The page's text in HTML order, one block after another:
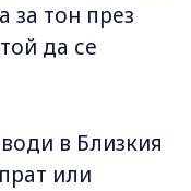
за тон през
да се
в Близкия
или